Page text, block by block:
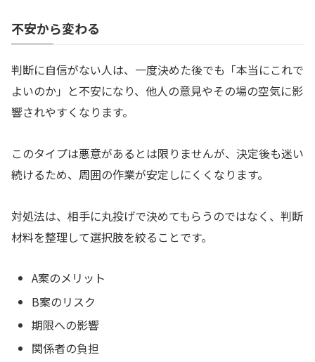
不安から変わる
判断に自信がない人は、一度決めた後でも「本当にこれで
よいのか」と不安になり、他人の意見やその場の空気に影
響されやすくなります。
このタイプは悪意があるとは限りませんが、決定後も迷い
続けるため、周囲の作業が安定しにくくなります。
対処法は、相手に丸投げで決めてもらうのではなく、判断
材料を整理して選択肢を絞ることです。
A案のメリット
B案のリスク
期限への影響
関係者の負担